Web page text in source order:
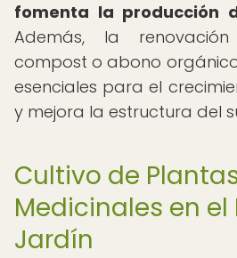
fomenta la producción
Además, la
compost o abono
esenciales para el
y mejora la estructura del
Cultivo de
Medicinales en el
Jardín